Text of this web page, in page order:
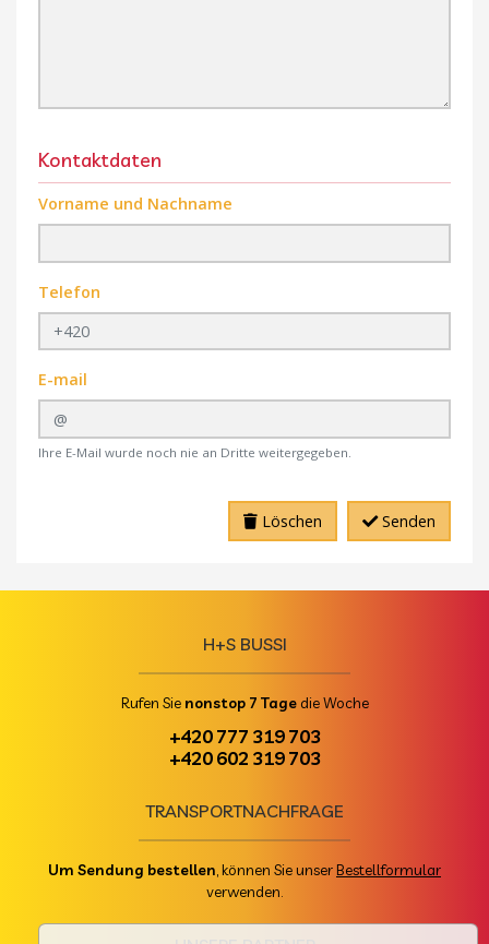
Kontaktdaten
Vorname und Nachname
Telefon
E-mail
Ihre E-Mail wurde noch nie an Dritte weitergegeben.
Löschen Senden
H+S BUSSI
Rufen Sie nonstop 7 Tagedie Woche
+420 777 319 703
+420 602 319 703
TRANSPORTNACHFRAGE
Um Sendung bestellen , können Sie unserBestellformular
verwenden.